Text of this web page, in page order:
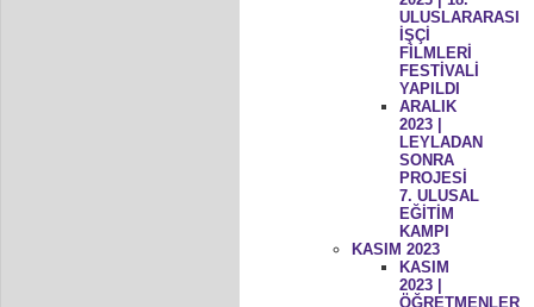
ULUSLARARASI
İŞÇİ
FİLMLERİ
FESTİVALİ
YAPILDI
ARALIK
2023 |
LEYLADAN
SONRA
PROJESİ
7. ULUSAL
EĞİTİM
KAMPI
KASIM 2023
KASIM
2023 |
ÖĞRETMENLER